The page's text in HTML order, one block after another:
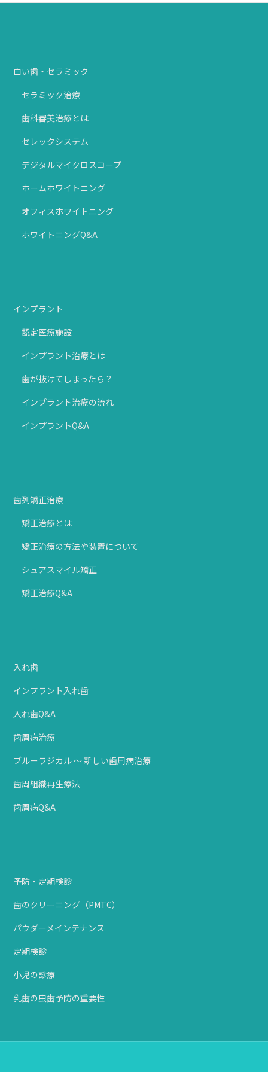
白い歯・セラミック
セラミック治療
歯科審美治療とは
セレックシステム
デジタルマイクロスコープ
ホームホワイトニング
オフィスホワイトニング
ホワイトニングQ&A
インプラント
認定医療施設
インプラント治療とは
歯が抜けてしまったら？
インプラント治療の流れ
インプラントQ&A
歯列矯正治療
矯正治療とは
矯正治療の方法や装置について
シュアスマイル矯正
矯正治療Q&A
入れ歯
インプラント入れ歯
入れ歯Q&A
歯周病治療
ブルーラジカル ～ 新しい歯周病治療
歯周組織再生療法
歯周病Q&A
予防・定期検診
歯のクリーニング（PMTC）
パウダーメインテナンス
定期検診
小児の診療
乳歯の虫歯予防の重要性